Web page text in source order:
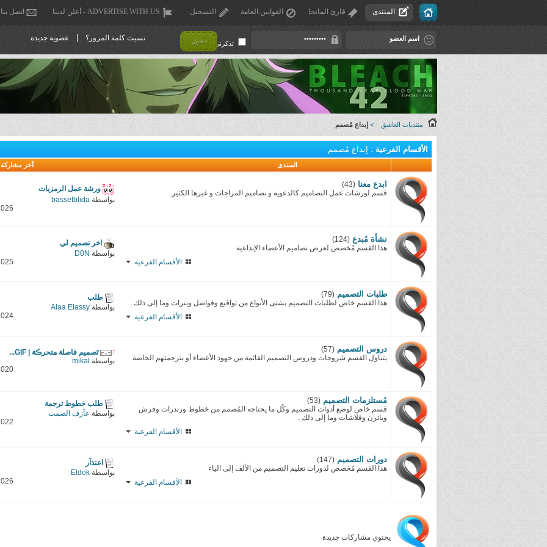
المنتدى قارئ المانجا القوانين العامة التسجيل ADVERTISE WITH US - أعلن لدينا اتصل بنا
تذكرني ! دخول نسيت كلمة المرور؟ عضوية جديدة
منتديات العاشق > إبداع مُصمم
الأقسام الفرعية : إبداع مُصمم
المنتدى آخر مشاركة
ابدع معنا (43)
قسم لورشات عمل التصاميم كالدعوية و تصاميم المزاجات و غيرها الكثير
ورشة عمل الرمزيات
بواسطة bassetblida
نشأة مُبدع (124)
هذا القسم مُخصص لعرض تصاميم الأعضاء الإبداعية
الأقسام الفرعية
اخر تصميم لي
بواسطة D0N
طلبات التصميم (79)
هذا القسم خاص لطلبات التصميم بشتى الأنواع من تواقيع وفواصل وبنرات وما إلى ذلك .
الأقسام الفرعية
طلب
بواسطة Alaa Elassy
دروس التصميم (57)
يتناول القسم شروحات ودروس التصميم القائمة من جهود الأعضاء أو بترجمتهم الخاصة
تَصميم فاصلة متحرڪة | GIF...
بواسطة mikal
مُستلزمات التصميم (53)
قسم خاص لوضع أدوات التصميم وكُل ما يحتاجه المُصمم من خطوط ورندرات وفرش
وباترن وفلاشات وما إلى ذلك .
الأقسام الفرعية
طلب خطوط ترجمة
بواسطة عآزف الصمت
دورات التصميم (147)
هذا القسم مُخصص لدورات تعليم التصميم من الألف إلى الياء
الأقسام الفرعية
اعتذآر
بواسطة Eldok
يحتوي مشاركات جديدة